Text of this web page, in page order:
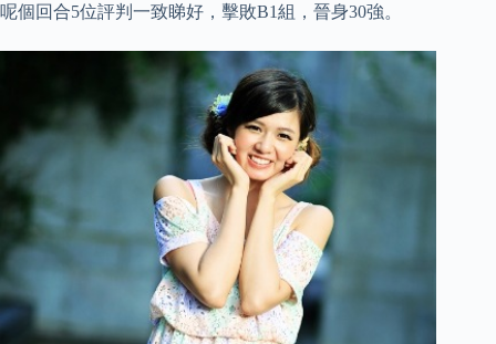
呢個回合5位評判一致睇好，擊敗B1組，晉身30強。